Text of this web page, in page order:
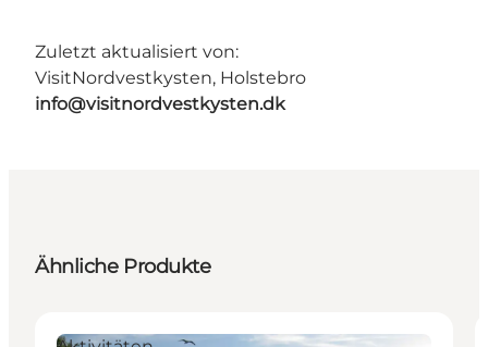
Zuletzt aktualisiert von:
VisitNordvestkysten, Holstebro
info@visitnordvestkysten.dk
Ähnliche Produkte